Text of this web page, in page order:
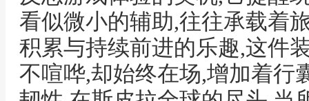
看似微小的辅助,往往承载着
积累与持续前进的乐趣,这件
不喧哗,却始终在场,增加着行